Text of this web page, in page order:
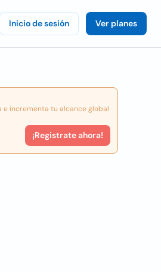
Inicio de sesión Ver planes
e incrementa tu alcance global
¡Registrate ahora!